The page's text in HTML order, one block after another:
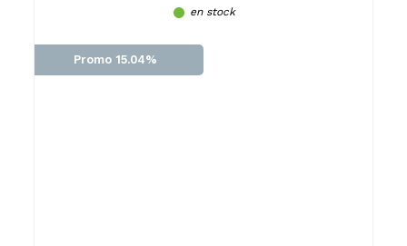
en stock
Promo 15.04%